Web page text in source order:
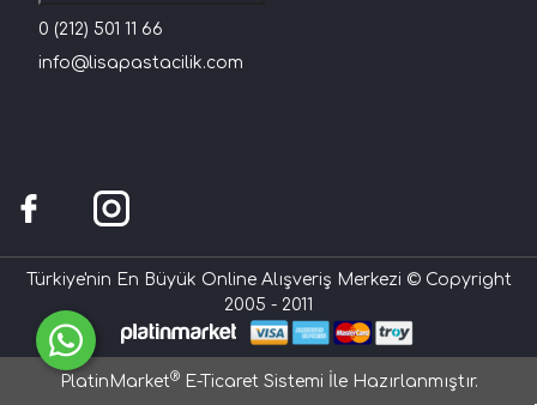
0 (212) 501 11 66
info@lisapastacilik.com
Türkiye'nin En Büyük Online Alışveriş Merkezi © Copyright
2005 - 2011
PlatinMarket®E-Ticaret Sistemi İle Hazırlanmıştır.